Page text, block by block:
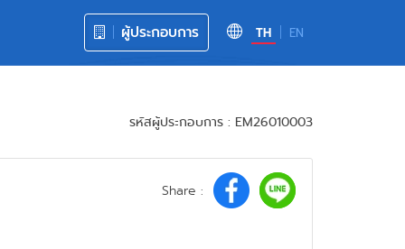
TH EN
ผู้ประกอบการ
รหัสผู้ประกอบการ : EM26010003
Share :